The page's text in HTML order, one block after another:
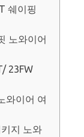
쉐이핑
노와이어
23FW
와이어 여
지 노와